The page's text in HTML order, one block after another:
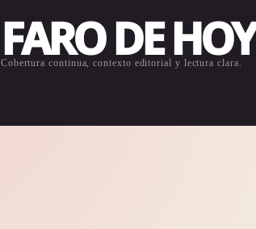
FARO DE HOY
Cobertura continua, contexto editorial y lectura clara.